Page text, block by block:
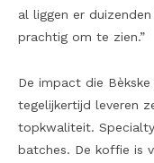
al liggen er
prachtig om te zien.”
De impact die
tegelijkertijd leveren
topkwaliteit.
batches. De koffie is